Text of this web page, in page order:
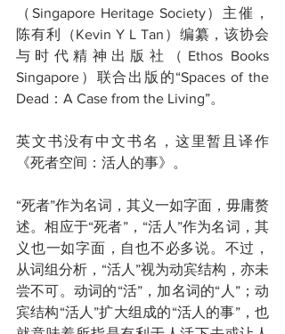
（Singapore Heritage Society）主催，
陈有利（Kevin Y L Tan）编纂，该协会
与时代精神出版社（Ethos Books
Singapore）联合出版的“Spaces of the
Dead：A Case from the Living”。
英文书没有中文书名，这里暂且译作
《死者空间：活人的事》。
“死者”作为名词，其义一如字面，毋庸赘
述。相应于“死者”，“活人”作为名词，其
义也一如字面，自也不必多说。不过，
从词组分析，“活人”视为动宾结构，亦未
尝不可。动词的“活”，加名词的“人”；动
宾结构“活人”扩大组成的“活人的事”，也